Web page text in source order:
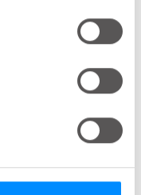
und
geprüft, um